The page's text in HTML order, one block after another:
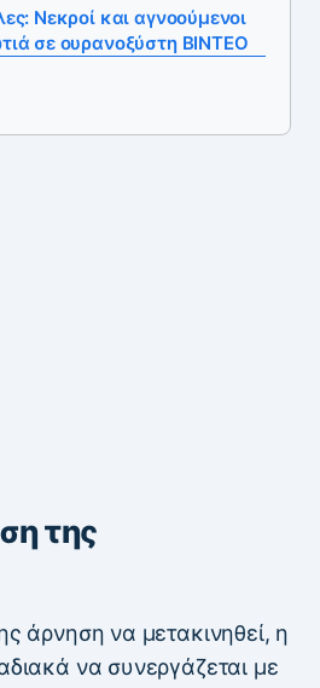
Νεκροί και αγνοούμενοι
σε ουρανοξύστη ΒΙΝΤΕΟ
της
άρνηση να μετακινηθεί, η
να συνεργάζεται με